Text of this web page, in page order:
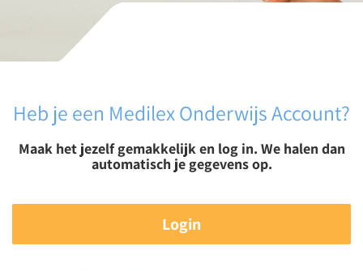
Heb je een Medilex Onderwijs Account?
Maak het jezelf gemakkelijk en log in. We halen dan
automatisch je gegevens op.
Login